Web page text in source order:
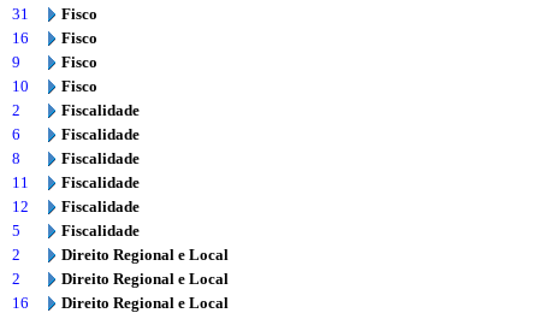
31
Fisco
16
Fisco
9
Fisco
10
Fisco
2
Fiscalidade
6
Fiscalidade
8
Fiscalidade
11
Fiscalidade
12
Fiscalidade
5
Fiscalidade
2
Direito Regional e Local
2
Direito Regional e Local
16
Direito Regional e Local